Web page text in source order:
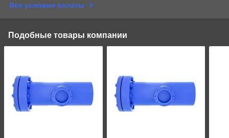
Все условия оплаты
Подобные товары компании